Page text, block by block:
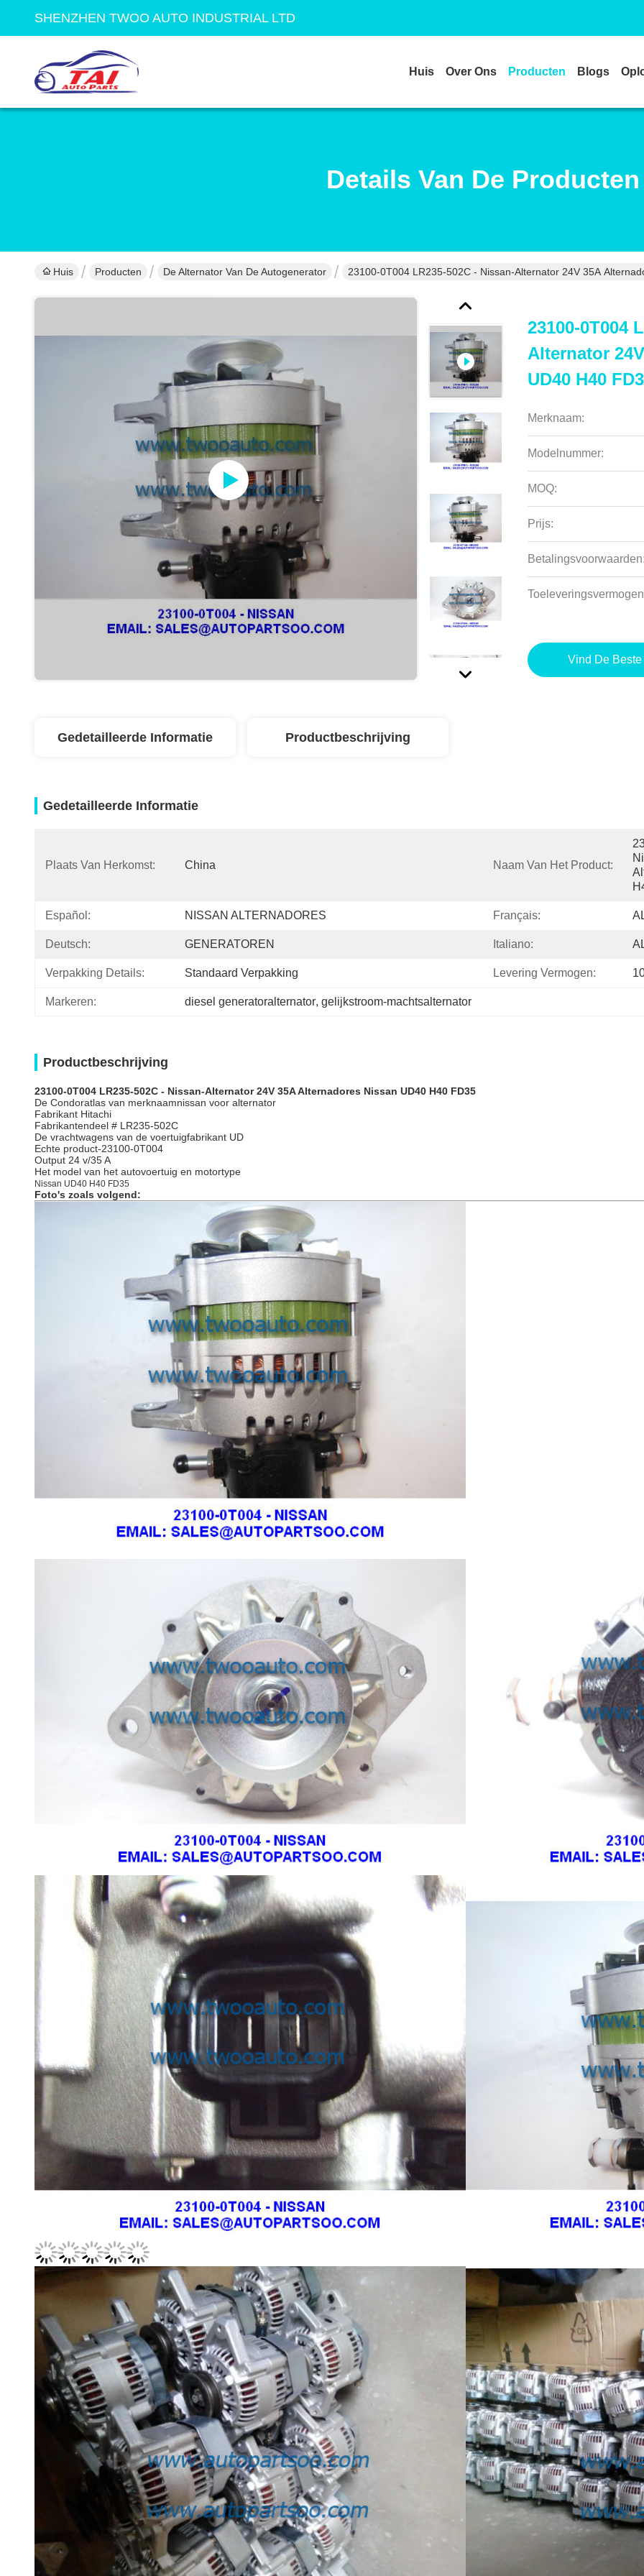
SHENZHEN TWOO AUTO INDUSTRIAL LTD
Huis Over Ons Producten Blogs
Details Van De Producten
Huis Producten De Alternator Van De Autogenerator 23100-0T004 LR235-502C - Nissan-Alternator 24V 35A
23100-0T004
Alternator
UD40 H40
Merknaam:
Modelnummer:
MOQ:
Prijs:
Vind De
Gedetailleerde Informatie Productbeschrijving
Gedetailleerde Informatie
Plaats Van Herkomst: China Naam Van Het Product:
Español: NISSAN ALTERNADORES Français:
Deutsch: GENERATOREN Italiano:
Verpakking Details: Standaard Verpakking Levering Vermogen:
Markeren: diesel generatoralternator, gelijkstroom-machtsalternator
Productbeschrijving
23100-0T004 LR235-502C - Nissan-Alternator24V 35A Alternadores Nissan UD40 H40 FD35
De Condoratlas van merknaamnissan voor alternator
Fabrikant Hitachi
Fabrikantendeel # LR235-502C
De vrachtwagens van de voertuigfabrikant UD
Echte product-23100-0T004
Output 24 v/35 A
Het model van het autovoertuig en motortype
Nissan UD40 H40 FD35
Foto's zoals volgend: